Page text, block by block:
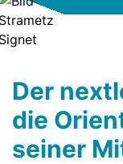
Der
die
seiner